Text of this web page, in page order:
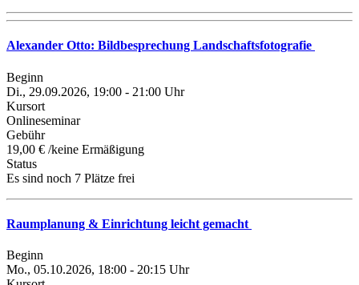
Alexander Otto: Bildbesprechung Landschaftsfotografie
Beginn
Di., 29.09.2026, 19:00 - 21:00 Uhr
Kursort
Onlineseminar
Gebühr
19,00 € /keine Ermäßigung
Status
Es sind noch 7 Plätze frei
Raumplanung & Einrichtung leicht gemacht
Beginn
Mo., 05.10.2026, 18:00 - 20:15 Uhr